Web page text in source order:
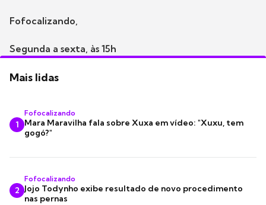
Fofocalizando,
Segunda a sexta, às 15h
Mais lidas
1
Fofocalizando
Mara Maravilha fala sobre Xuxa em vídeo: "Xuxu, tem
gogó?"
2
Fofocalizando
Jojo Todynho exibe resultado de novo procedimento
nas pernas